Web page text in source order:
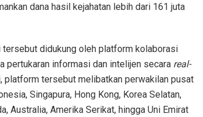
dana hasil kejahatan lebih dari 161 juta
didukung oleh platform kolaborasi
pertukaran informasi dan intelijen secara real-
platform tersebut melibatkan perwakilan pusat
Singapura, Hong Kong, Korea Selatan,
Australia, Amerika Serikat, hingga Uni Emirat